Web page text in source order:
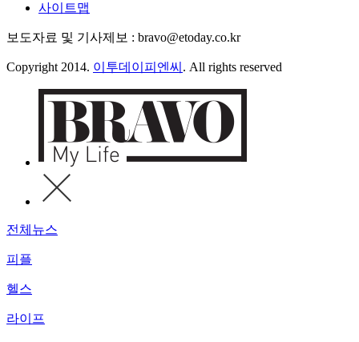
사이트맵
보도자료 및 기사제보 : bravo@etoday.co.kr
Copyright 2014. 이투데이피엔씨 . All rights reserved
전체뉴스
피플
헬스
라이프